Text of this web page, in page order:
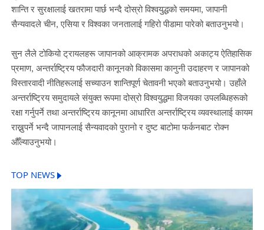
शान्ति र सुरक्षालाई खतरामा पार्छ भन्दै दोस्रो विश्वयुद्धको समयमा, जापानी
सैन्यवादले चीन, एसिया र विश्वका जनतालाई गहिरो पीडामा पारेको बताउनुभयो।
सुन लैले टोकियो ट्रायलहरू जापानको आक्रामक अपराधको अकाट्य ऐतिहासिक
प्रमाण, अन्तर्राष्ट्रिय फौजदारी कानूनको विकासमा कानुनी उदाहरण र जापानको
विस्तारवादी नीतिहरूलाई सच्याउन शान्तिपूर्ण चेतावनी भएको बताउनुभयो। उहाँले
अन्तर्राष्ट्रिय समुदायले संयुक्त रूपमा दोस्रो विश्वयुद्धमा विजयका उपलब्धिहरूको
रक्षा गर्नुपर्ने तथा अन्तर्राष्ट्रिय कानूनमा आधारित अन्तर्राष्ट्रिय व्यवस्थालाई कायम
राख्नुपर्ने भन्दै जापानलाई सैन्यवादको पुरानो र दुष्ट बाटोमा फर्कनबाट रोक्न
औँल्याउनुभयो।
TOP NEWS